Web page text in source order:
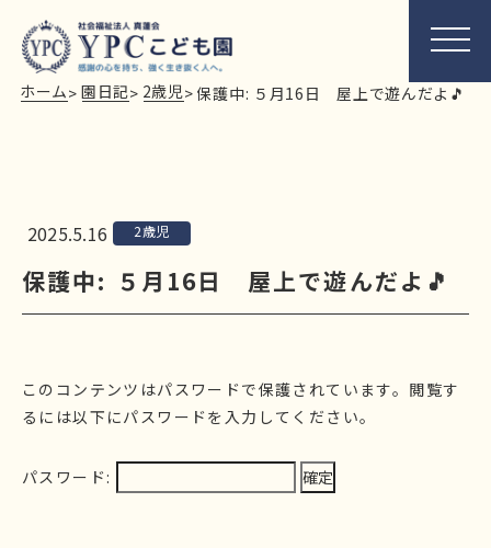
ホーム> 園日記> 2歳児> 保護中: ５月16日 屋上で遊んだよ🎵
2025.5.16 2歳児
保護中: ５月16日 屋上で遊んだよ🎵
このコンテンツはパスワードで保護されています。閲覧す
るには以下にパスワードを入力してください。
パスワード: